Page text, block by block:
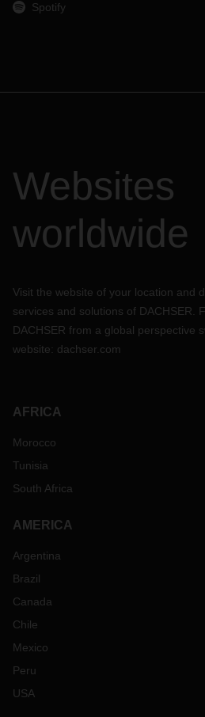
Spotify
Websites
worldwide
Visit the website of your location and
services and solutions of DACHSER.
DACHSER from a global perspective
website: dachser.com
AFRICA
Morocco
Tunisia
South Africa
AMERICA
Argentina
Brazil
Canada
Chile
Mexico
Peru
USA